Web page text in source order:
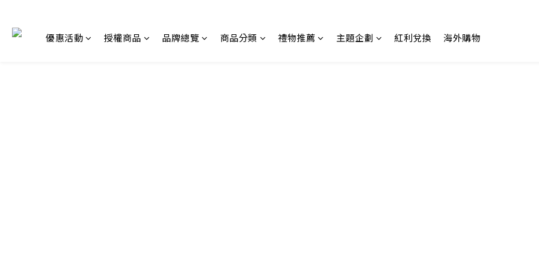
優惠活動 授權商品 品牌總覽 商品分類 禮物推薦 主題企劃 紅利兌換 海外購物